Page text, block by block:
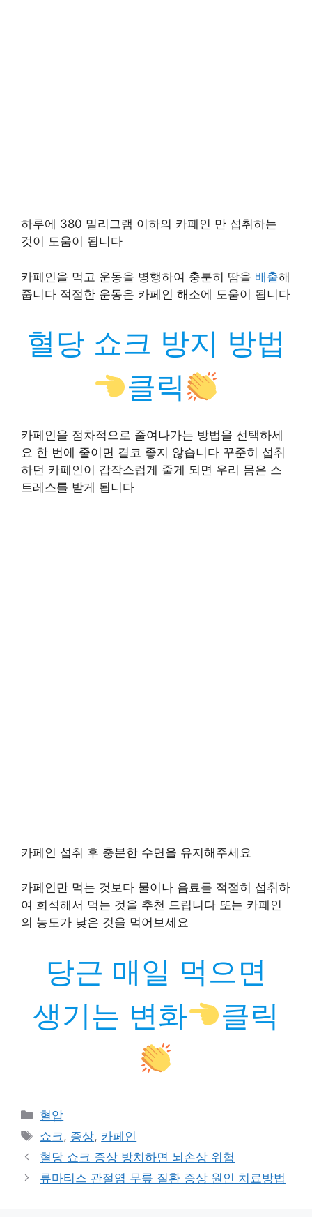
하루에 380 밀리그램 이하의 카페인 만 섭취하는
것이 도움이 됩니다
카페인을 먹고 운동을 병행하여 충분히 땀을 배출해
줍니다 적절한 운동은 카페인 해소에 도움이 됩니다
혈당 쇼크 방지 방법
클릭
카페인을 점차적으로 줄여나가는 방법을 선택하세
요 한 번에 줄이면 결코 좋지 않습니다 꾸준히 섭취
하던 카페인이 갑작스럽게 줄게 되면 우리 몸은 스
트레스를 받게 됩니다
카페인 섭취 후 충분한 수면을 유지해주세요
카페인만 먹는 것보다 물이나 음료를 적절히 섭취하
여 희석해서 먹는 것을 추천 드립니다 또는 카페인
의 농도가 낮은 것을 먹어보세요
당근 매일 먹으면
생기는 변화
클릭
카
테
리
혈압
태
그
쇼크 , 증상, 카페인
혈당 쇼크 증상 방치하면 뇌손상 위험
류마티스 관절염 무릎 질환 증상 원인 치료방법